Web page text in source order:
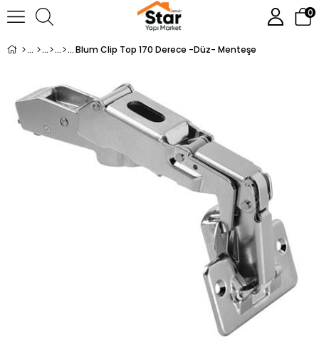
0
Blum Clip Top 170 Derece -Düz- Menteşe